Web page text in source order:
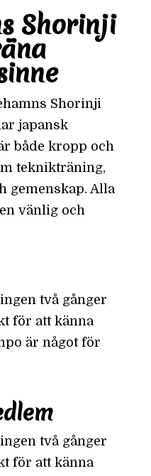
Shorinji
Shorinji
japansk
både kropp och
teknikträning,
gemenskap. Alla
vänlig och
två gånger
för att känna
är något för
två gånger
för att känna